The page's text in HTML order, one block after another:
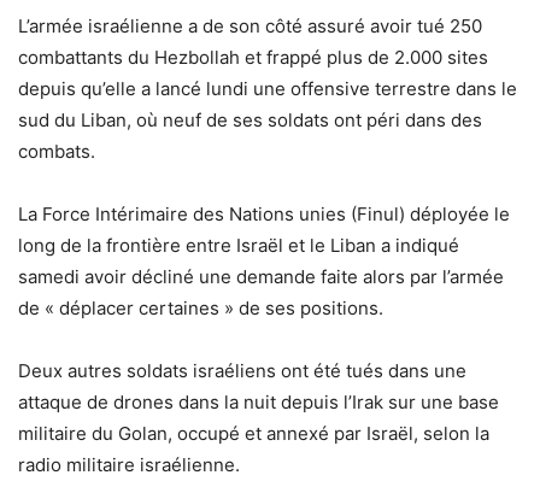
L’armée israélienne a de son côté assuré avoir tué 250
combattants du Hezbollah et frappé plus de 2.000 sites
depuis qu’elle a lancé lundi une offensive terrestre dans le
sud du Liban, où neuf de ses soldats ont péri dans des
combats.
La Force Intérimaire des Nations unies (Finul) déployée le
long de la frontière entre Israël et le Liban a indiqué
samedi avoir décliné une demande faite alors par l’armée
de « déplacer certaines » de ses positions.
Deux autres soldats israéliens ont été tués dans une
attaque de drones dans la nuit depuis l’Irak sur une base
militaire du Golan, occupé et annexé par Israël, selon la
radio militaire israélienne.